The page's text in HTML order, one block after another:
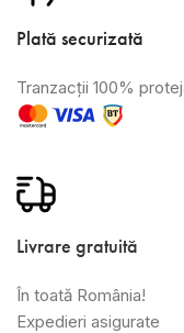
Plată securizată
Tranzacții 100%
Livrare gratuită
În toată România!
Expedieri asigurate